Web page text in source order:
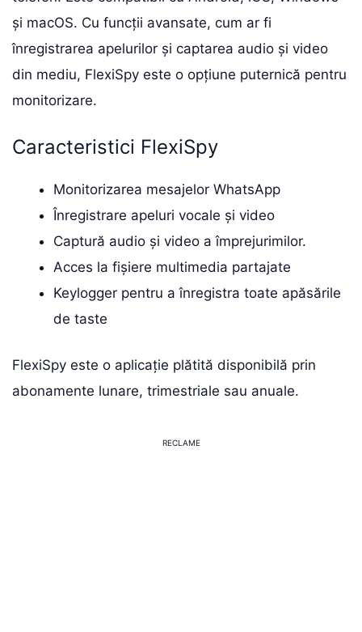
și macOS. Cu funcții avansate, cum ar fi
înregistrarea apelurilor și captarea audio și video
din mediu, FlexiSpy este o opțiune puternică pentru
monitorizare.
Caracteristici FlexiSpy
Monitorizarea mesajelor WhatsApp
Înregistrare apeluri vocale și video
Captură audio și video a împrejurimilor.
Acces la fișiere multimedia partajate
Keylogger pentru a înregistra toate apăsările
de taste
FlexiSpy este o aplicație plătită disponibilă prin
abonamente lunare, trimestriale sau anuale.
RECLAME